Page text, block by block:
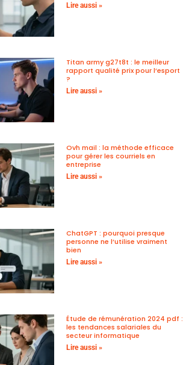
Lire aussi »
Titan army g27t8t : le meilleur
rapport qualité prix pour l’esport
?
Lire aussi »
Ovh mail : la méthode efficace
pour gérer les courriels en
entreprise
Lire aussi »
ChatGPT : pourquoi presque
personne ne l’utilise vraiment
bien
Lire aussi »
Étude de rémunération 2024 pdf :
les tendances salariales du
secteur informatique
Lire aussi »